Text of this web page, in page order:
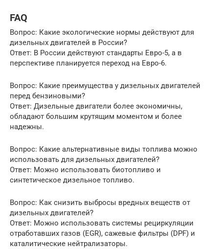
FAQ
Вопрос: Какие экологические нормы действуют для
дизельных двигателей в России?
Ответ: В России действуют стандарты Евро-5, а в
перспективе планируется переход на Евро-6.
Вопрос: Какие преимущества у дизельных двигателей
перед бензиновыми?
Ответ: Дизельные двигатели более экономичны,
обладают большим крутящим моментом и более
надежны.
Вопрос: Какие альтернативные виды топлива можно
использовать для дизельных двигателей?
Ответ: Можно использовать биотопливо и
синтетическое дизельное топливо.
Вопрос: Как снизить выбросы вредных веществ от
дизельных двигателей?
Ответ: Можно использовать системы рециркуляции
отработавших газов (EGR), сажевые фильтры (DPF) и
каталитические нейтрализаторы.